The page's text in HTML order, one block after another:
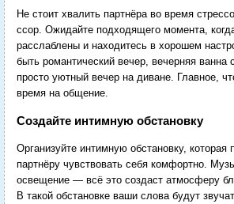
Не стоит хвалить партнёра во время
ссор. Ожидайте подходящего момента,
расслаблены и находитесь в хорошем
быть романтический вечер, вечерняя
просто уютный вечер на диване. Главное,
время на общение.
Создайте интимную обстановку
Организуйте интимную обстановку,
партнёру чувствовать себя комфортно.
освещение — всё это создаст атмосферу
В такой обстановке ваши слова будут